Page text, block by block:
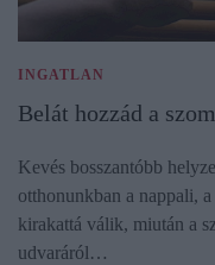
INGATLAN
Belát hozzád a
Kevés bosszantóbb
otthonunkban a nappali,
kirakattá válik, miután a
udvaráról…